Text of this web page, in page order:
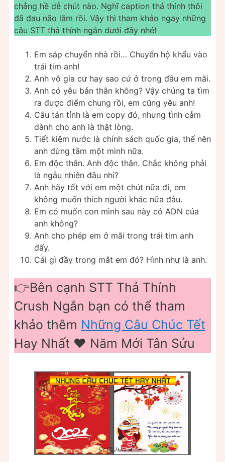
chẳng hề dễ chút nào. Nghĩ caption thả thính thôi
đã đau não lắm rồi. Vậy thì tham khảo ngay những
câu STT thả thính ngắn dưới đây nhé!
Em sắp chuyển nhà rồi… Chuyển hộ khẩu vào
trái tim anh!
Anh vô gia cư hay sao cứ ở trong đầu em mãi.
Anh có yêu bản thân không? Vậy chúng ta tìm
ra được điểm chung rồi, em cũng yêu anh!
Câu tán tỉnh là em copy đó, nhưng tình cảm
dành cho anh là thật lòng.
Tiết kiệm nước là chính sách quốc gia, thế nên
anh đừng tắm một mình nữa.
Em độc thân. Anh độc thân. Chắc không phải
là ngẫu nhiên đâu nhỉ?
Anh hãy tốt với em một chút nữa đi, em
không muốn thích người khác nữa đâu.
Em có muốn con mình sau này có ADN của
anh không?
Anh cho phép em ở mãi trong trái tim anh
đấy.
Cái gì đầy trong mắt em đó? Hình như là anh.
👉Bên cạnh STT Thả Thính
Crush Ngắn bạn có thể tham
khảo thêm Những Câu Chúc Tết
Hay Nhất ❤️ Năm Mới Tân Sửu